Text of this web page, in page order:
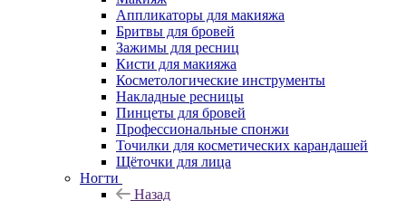
Аппликаторы для макияжа
Бритвы для бровей
Зажимы для ресниц
Кисти для макияжа
Косметологические инструменты
Накладные ресницы
Пинцеты для бровей
Профессиональные спонжи
Точилки для косметических карандашей
Щёточки для лица
Ногти
Назад